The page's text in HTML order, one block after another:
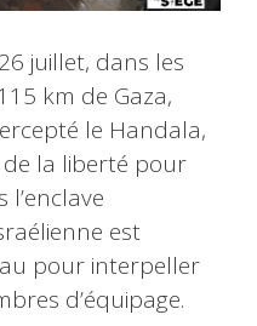
juillet, dans les
km de Gaza,
le Handala,
la liberté pour
l’enclave
est
pour interpeller
d’équipage.